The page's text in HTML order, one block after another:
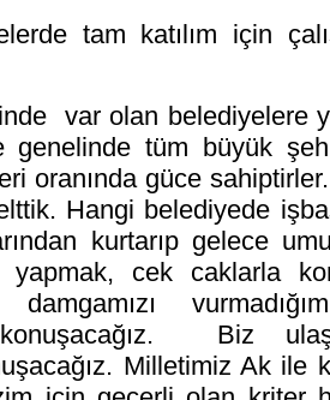
tam katılım için
var olan belediyelere
genelinde tüm büyük
oranında güce
Hangi belediyede
kurtarıp gelece
yapmak, cek caklarla
Biz
Milletimiz Ak ile